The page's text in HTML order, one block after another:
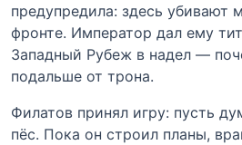
предупредила: здесь убивают
фронте. Император дал ему
Западный Рубеж в надел —
подальше от трона.
Филатов принял игру: пусть
пёс. Пока он строил планы,